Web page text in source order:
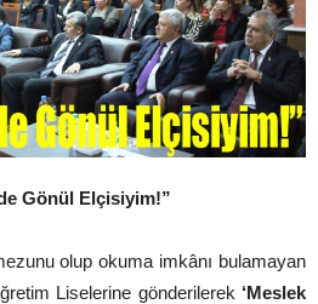
Gönül Elçisiyim!”
olup okuma imkânı bulamayan
Liselerine gönderilerek ‘Meslek